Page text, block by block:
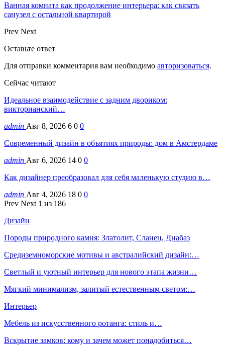
Ванная комната как продолжение интерьера: как связать
санузел с остальной квартирой
Prev Next
Оставьте ответ
Для отправки комментария вам необходимо авторизоваться.
Сейчас читают
Идеальное взаимодействие с задним двориком:
викторианский…
admin Авг 8, 2026 6 0 0
Современный дизайн в объятиях природы: дом в Амстердаме
admin Авг 6, 2026 14 0 0
Как дизайнер преобразовал для себя маленькую студию в…
admin Авг 4, 2026 18 0 0
Prev Next 1 из 186
Дизайн
Породы природного камня: Златолит, Сланец, Диабаз
Средиземноморские мотивы и австралийский дизайн:…
Светлый и уютный интерьер для нового этапа жизни…
Мягкий минимализм, залитый естественным светом:…
Интерьер
Мебель из искусственного ротанга: стиль и…
Вскрытие замков: кому и зачем может понадобиться…